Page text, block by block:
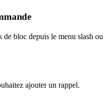
de bloc depuis le menu slash ou
ajouter un rappel.